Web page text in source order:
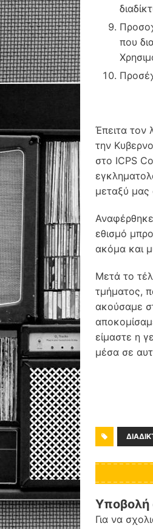
που
Έπειτα τον
την
στο ICPS
μεταξύ μας
εθισμό
ακόμα και
Μετά το
τμήματος,
ακούσαμε
είμαστε η
μέσα σε
Υποβολή
Για να